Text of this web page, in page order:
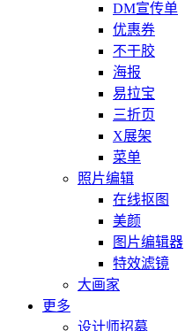
DM宣传单
优惠券
不干胶
海报
易拉宝
三折页
X展架
菜单
照片编辑
在线抠图
美颜
图片编辑器
特效滤镜
大画家
更多
设计师招募